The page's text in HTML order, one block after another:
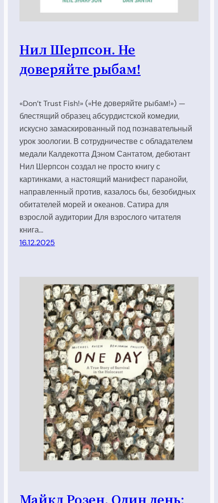
Нил Шерпсон. Не
доверяйте рыбам!
«Don’t Trust Fish!» («Не доверяйте рыбам!») —
блестящий образец абсурдистской комедии,
искусно замаскированный под познавательный
урок зоологии. В сотрудничестве с обладателем
медали Калдекотта Дэном Сантатом, дебютант
Нил Шерпсон создал не просто книгу с
картинками, а настоящий манифест паранойи,
направленный против, казалось бы, безобидных
обитателей морей и океанов. Сатира для
взрослой аудитории Для взрослого читателя
книга…
16.12.2025